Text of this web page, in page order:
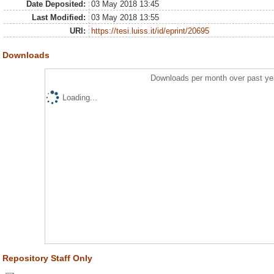
Date Deposited:
03 May 2018 13:45
Last Modified:
03 May 2018 13:55
URI:
https://tesi.luiss.it/id/eprint/20695
Downloads
Downloads per month over past
Loading...
Repository Staff Only